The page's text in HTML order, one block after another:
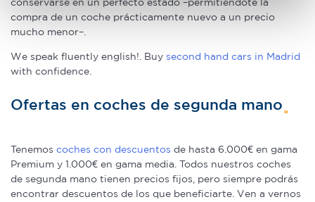
digitales)
Obtenga más información sobre cómo se procesan sus
sección de datos. Puede cambiar o retirar su
consentimiento en cualquier momento en la Declaración
sociales y analizar el tráfico. Además, compartimos
información sobre el uso que haga del sitio web con
nuestros partners de redes sociales, publicidad y análisis
compra de un coche prácticamente nuevo a un precio
mucho menor–.
We speak fluently english!. Buy second hand cars in Madrid
with confidence.
Ofertas en coches de segunda mano
Tenemos coches con descuentos de hasta 6.000€ en gama
Premium y 1.000€ en gama media. Todos nuestros coches
de segunda mano tienen precios fijos, pero siempre podrás
encontrar descuentos de los que beneficiarte. Ven a vernos